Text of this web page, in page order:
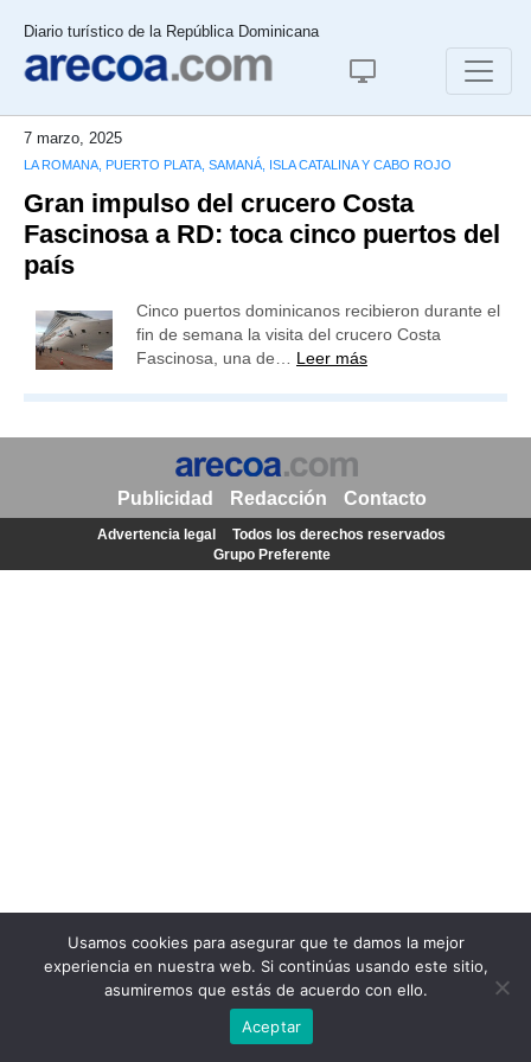
Diario turístico de la República Dominicana
7 marzo, 2025
LA ROMANA, PUERTO PLATA, SAMANÁ, ISLA CATALINA Y CABO ROJO
Gran impulso del crucero Costa
Fascinosa a RD: toca cinco puertos del
país
Cinco puertos dominicanos recibieron durante el
fin de semana la visita del crucero Costa
Fascinosa, una de… Leer más
Usamos cookies para asegurar que te damos la mejor
experiencia en nuestra web. Si continúas usando este sitio,
asumiremos que estás de acuerdo con ello.
Aceptar
Publicidad Redacción Contacto
Advertencia legal
Todos los derechos reservados
Grupo Preferente